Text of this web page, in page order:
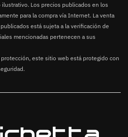
Los precios publicados en los
para la compra vía Internet. La venta
está sujeta a la verificación de
mencionadas pertenecen a sus
protección, este sitio web está protegido con